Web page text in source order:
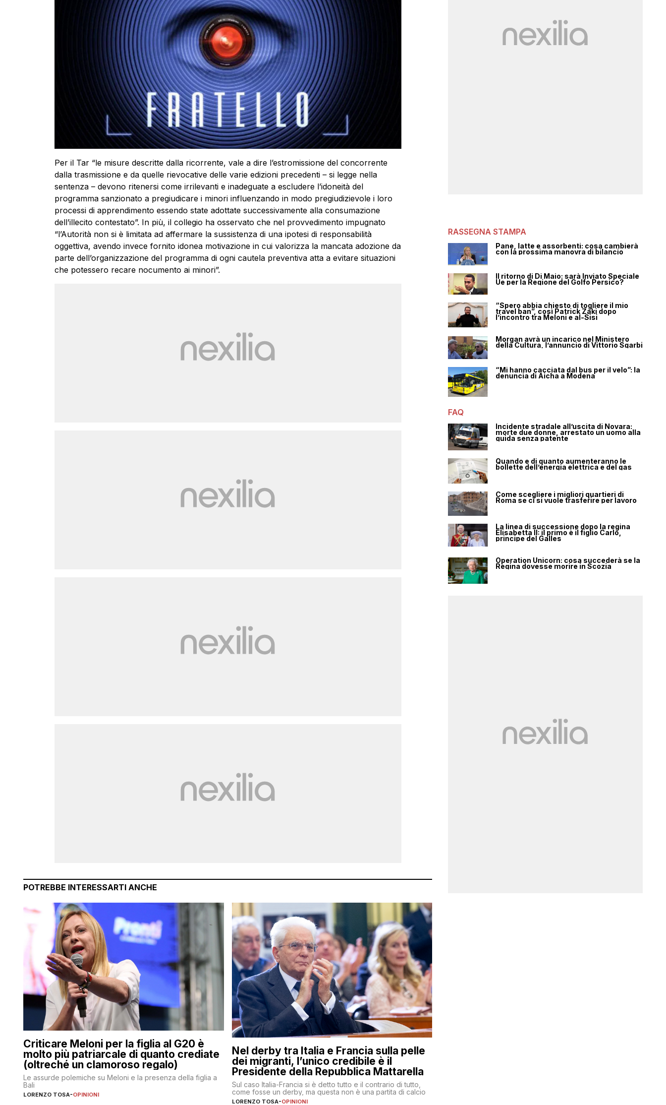
Per il Tar “le misure descritte dalla ricorrente, vale a dire l’estromissione del concorrente
dalla trasmissione e da quelle rievocative delle varie edizioni precedenti – si legge nella
sentenza – devono ritenersi come irrilevanti e inadeguate a escludere l’idoneità del
programma sanzionato a pregiudicare i minori influenzando in modo pregiudizievole i loro
processi di apprendimento essendo state adottate successivamente alla consumazione
dell’illecito contestato”. In più, il collegio ha osservato che nel provvedimento impugnato
“l’Autorità non si è limitata ad affermare la sussistenza di una ipotesi di responsabilità
oggettiva, avendo invece fornito idonea motivazione in cui valorizza la mancata adozione da
parte dell’organizzazione del programma di ogni cautela preventiva atta a evitare situazioni
che potessero recare nocumento ai minori”.
POTREBBE INTERESSARTI ANCHE
Criticare Meloni per la figlia al G20 è
molto più patriarcale di quanto crediate
(oltreché un clamoroso regalo)
Le assurde polemiche su Meloni e la presenza della figlia a
Bali
LORENZO TOSA-OPINIONI
Nel derby tra Italia e Francia sulla pelle
dei migranti, l’unico credibile è il
Presidente della Repubblica Mattarella
Sul caso Italia-Francia si è detto tutto e il contrario di tutto,
come fosse un derby, ma questa non è una partita di calcio
LORENZO TOSA-OPINIONI
RASSEGNA STAMPA
Pane, latte e assorbenti: cosa cambierà
con la prossima manovra di bilancio
Il ritorno di Di Maio: sarà Inviato Speciale
Ue per la Regione del Golfo Persico?
“Spero abbia chiesto di togliere il mio
travel ban”, così Patrick Zaki dopo
l’incontro tra Meloni e al-Sisi
Morgan avrà un incarico nel Ministero
della Cultura, l’annuncio di Vittorio Sgarbi
“Mi hanno cacciata dal bus per il velo”: la
denuncia di Aicha a Modena
FAQ
Incidente stradale all’uscita di Novara:
morte due donne, arrestato un uomo alla
guida senza patente
Quando e di quanto aumenteranno le
bollette dell’energia elettrica e del gas
Come scegliere i migliori quartieri di
Roma se ci si vuole trasferire per lavoro
La linea di successione dopo la regina
Elisabetta II: il primo è il figlio Carlo,
principe del Galles
Operation Unicorn: cosa succederà se la
Regina dovesse morire in Scozia